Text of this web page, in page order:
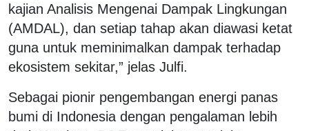
kajian Analisis Mengenai Dampak Lingkungan
(AMDAL), dan setiap tahap akan diawasi ketat
guna untuk meminimalkan dampak terhadap
ekosistem sekitar,” jelas Julfi.
Sebagai pionir pengembangan energi panas
bumi di Indonesia dengan pengalaman lebih